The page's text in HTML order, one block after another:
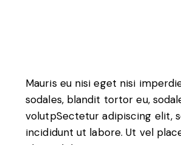
Mauris eu nisi eget nisi
sodales, blandit tortor eu,
volutpSectetur adipiscing elit,
incididunt ut labore. Ut vel